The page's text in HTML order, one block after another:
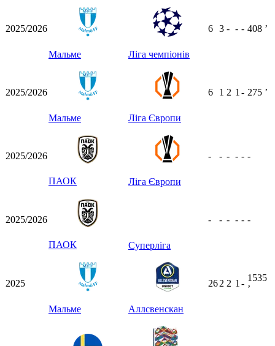
2025/2026
Мальме Ліга чемпіонів
6 3 - - - 408 ʼ
2025/2026
Мальме Ліга Європи
6 1 2 1 - 275 ʼ
2025/2026
ПАОК Ліга Європи
- - - - - -
2025/2026
ПАОК Суперліга
- - - - - -
2025
Мальме Аллсвенскан
262 2 1 -
1535
ʼ